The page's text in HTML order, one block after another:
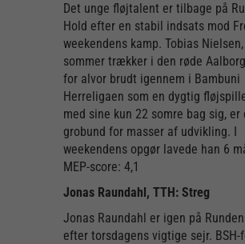
Det unge fløjtalent er tilbage på
Hold efter en stabil indsats mod
weekendens kamp. Tobias
sommer trækker i den røde
for alvor brudt igennem i Bambuni
Herreligaen som en dygtig
med sine kun 22 somre bag sig, er
grobund for masser af udvikling. I
weekendens opgør lavede han 6
MEP-score: 4,1
Jonas Raundahl, TTH: Streg
Jonas Raundahl er igen på
efter torsdagens vigtige sejr. BSH-